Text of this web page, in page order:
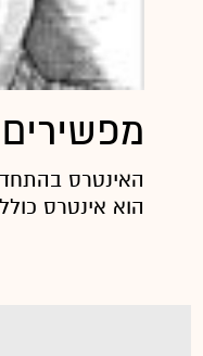
הוא אינטרס כולל